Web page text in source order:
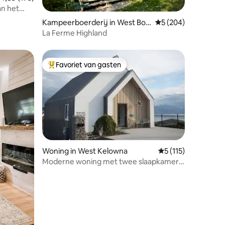
het
Kampeerboerderij in West Bolt
on
Gemiddelde
5 (204)
La Ferme Highland
Topfavoriet van gasten
Favoriet van gasten
Woning in West Kelowna Gemiddelde
5 (115)
Moderne woning met twee slaapkamers,